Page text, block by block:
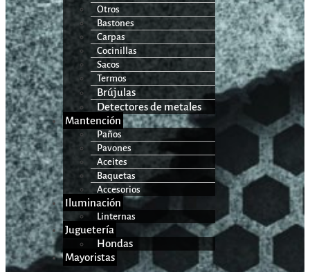
Otros
Bastones
Carpas
Cocinillas
Sacos
Termos
Brújulas
Detectores de metales
Mantención
Paños
Pavones
Aceites
Baquetas
Accesorios
Iluminación
Linternas
Juguetería
Hondas
Mayoristas